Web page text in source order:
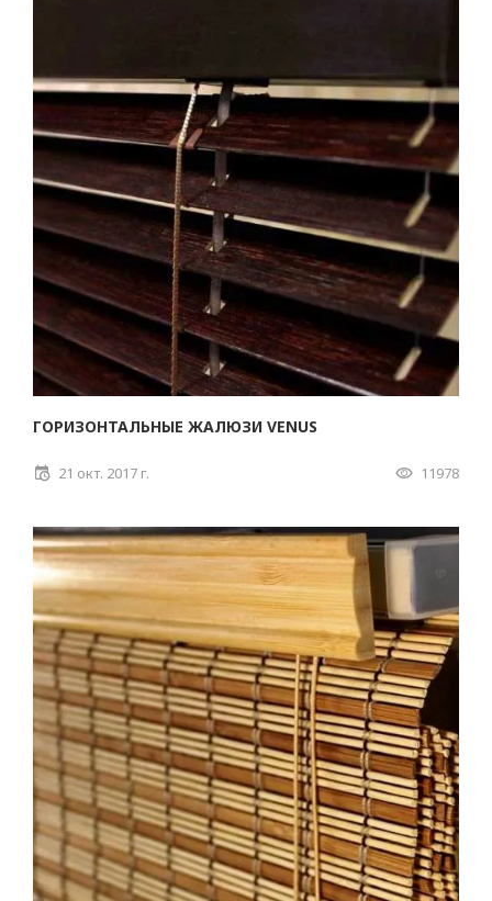
ГОРИЗОНТАЛЬНЫЕ ЖАЛЮЗИ VENUS
21 окт. 2017 г. 11978